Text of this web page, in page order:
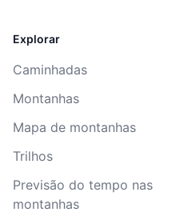
Explorar
Caminhadas
Montanhas
Mapa de montanhas
Trilhos
Previsão do tempo nas
montanhas